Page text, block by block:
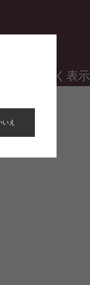
いえ
法に基づく表示